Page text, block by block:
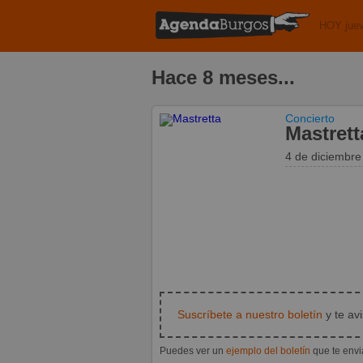
HOY
Hace 8 meses...
Concierto
4 de
Suscríbete a nuestro boletín y te
Puedes ver un ejemplo del boletín que te